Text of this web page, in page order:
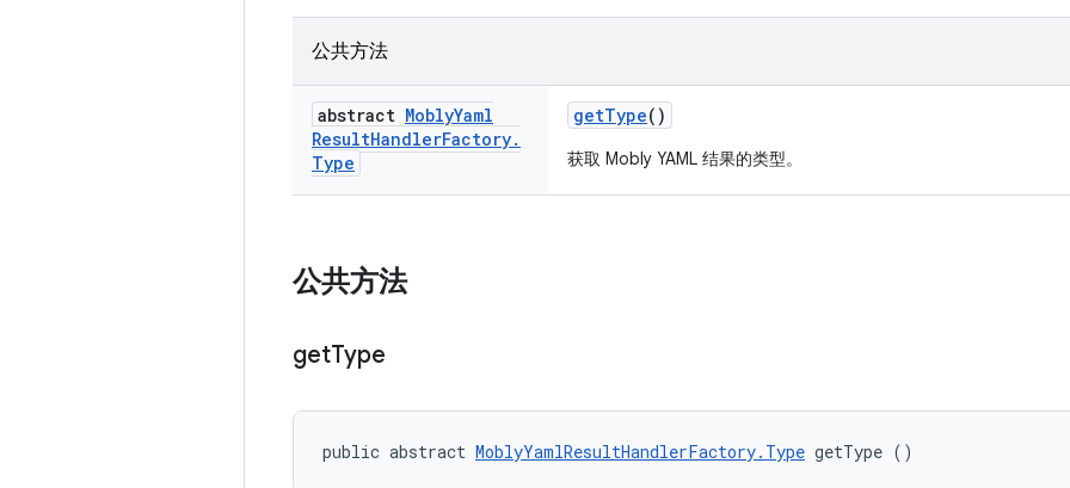
公共方法
abstract MoblyYaml
ResultHandlerFactory.
Type
getType()
获取 Mobly YAML 结果的类型。
公共方法
getType
public abstract MoblyYamlResultHandlerFactory.Type getType ()